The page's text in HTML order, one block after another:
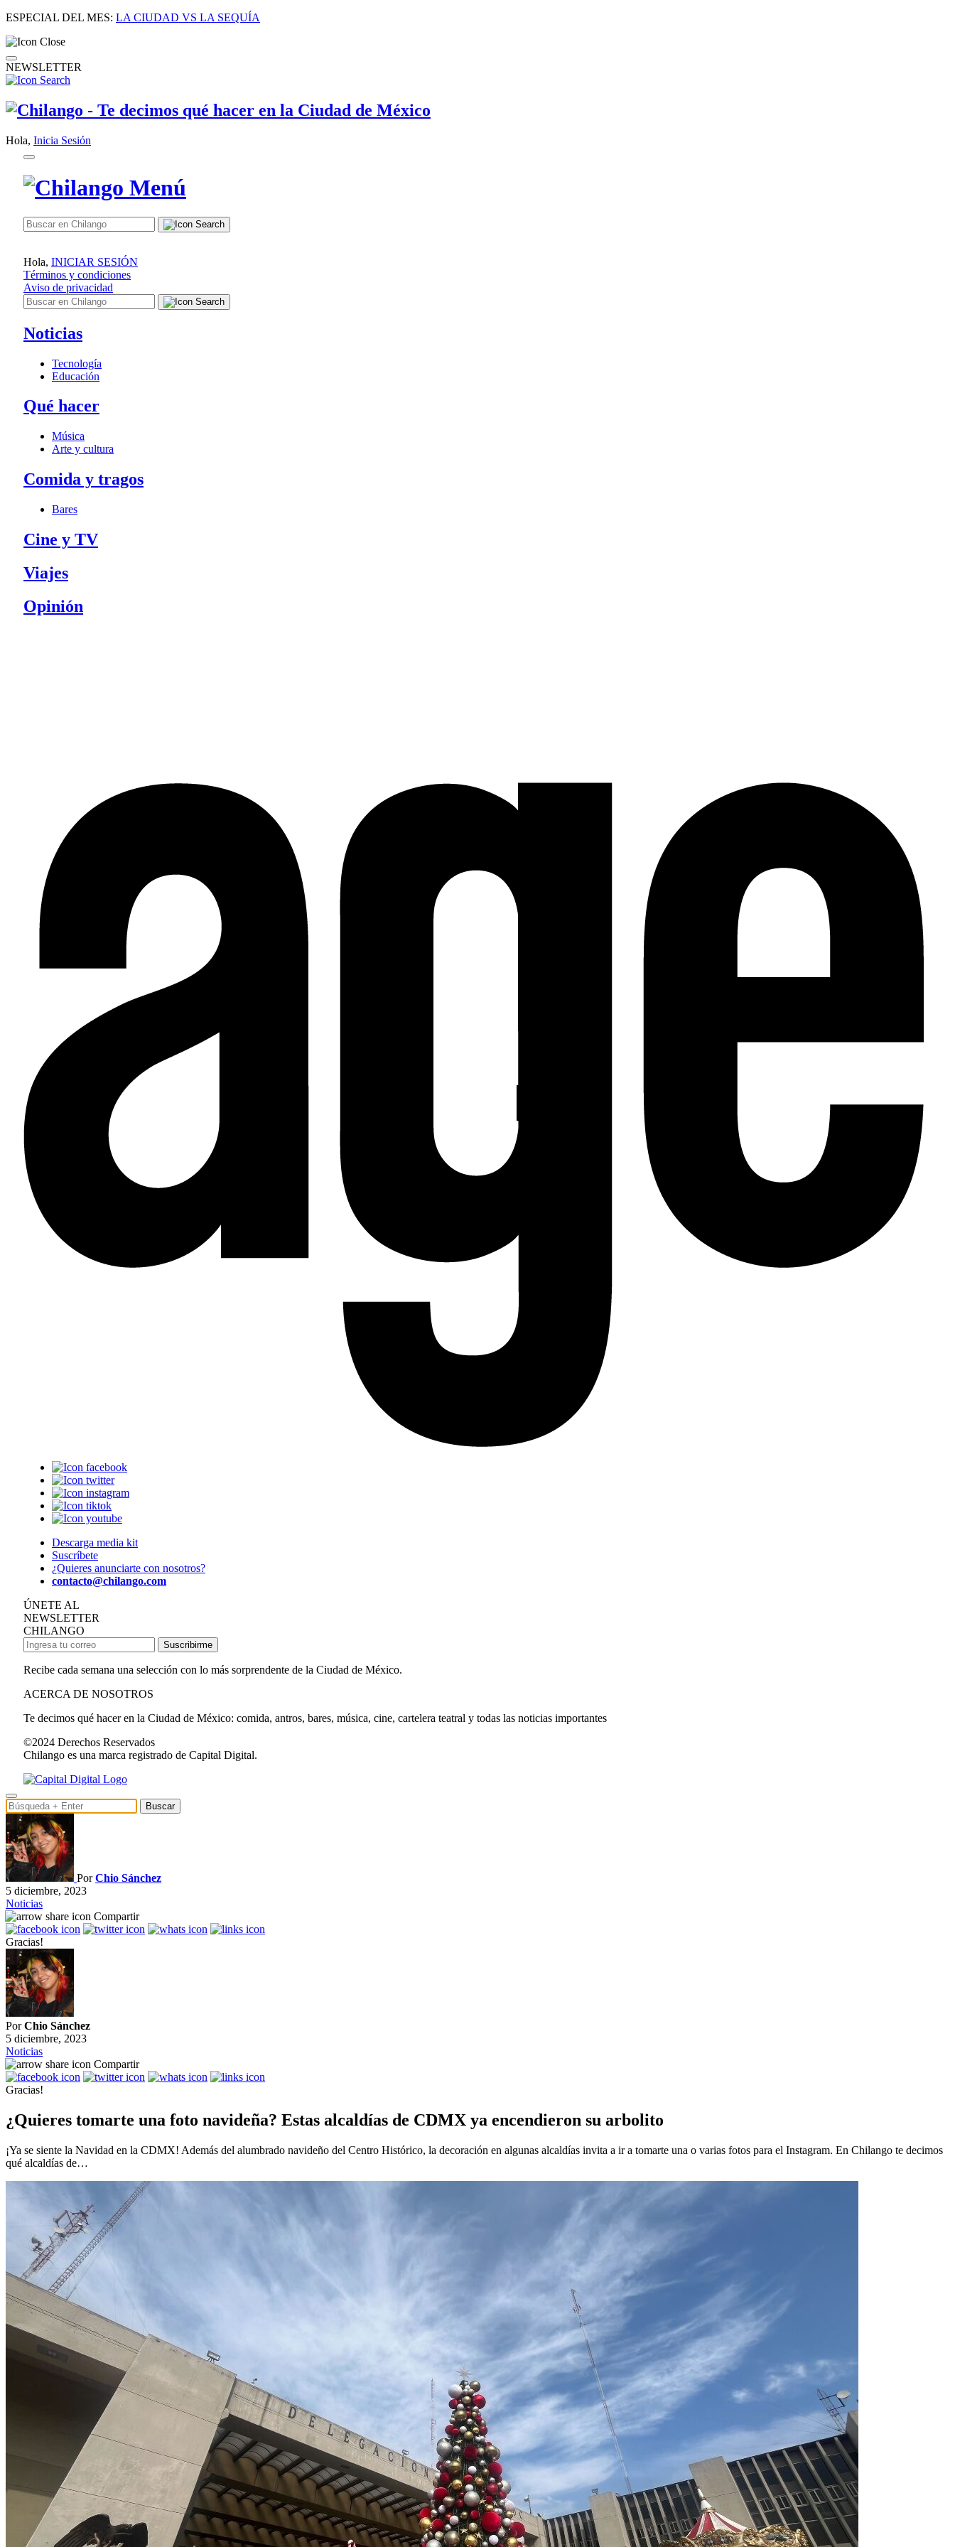
ESPECIAL DEL MES: LA CIUDAD VS LA SEQUÍA
NEWSLETTER
Hola, Inicia Sesión
Hola, INICIAR SESIÓN
Términos y condiciones
Aviso de privacidad
Noticias
Tecnología
Educación
Qué hacer
Música
Arte y cultura
Comida y tragos
Bares
Cine y TV
Viajes
Opinión
Descarga media kit
Suscríbete
¿Quieres anunciarte con nosotros?
contacto@chilango.com
ÚNETE AL
NEWSLETTER
CHILANGO
Suscribirme
Recibe cada semana una selección con lo más sorprendente de la Ciudad de México.
ACERCA DE NOSOTROS
Te decimos qué hacer en la Ciudad de México: comida, antros, bares, música, cine, cartelera teatral y todas las noticias importantes
©2024 Derechos Reservados
Chilango es una marca registrado de Capital Digital.
Buscar
PorChio Sánchez
5 diciembre, 2023
Noticias
Compartir
Gracias!
PorChio Sánchez
5 diciembre, 2023
Noticias
Compartir
Gracias!
¿Quieres tomarte una foto navideña? Estas alcaldías de CDMX ya encendieron su arbolito
¡Ya se siente la Navidad en la CDMX! Además del alumbrado navideño del Centro Histórico, la decoración en algunas alcaldías invita a ir a tomarte una o varias fotos para el Instagram. En Chilango te decimos
qué alcaldías de…